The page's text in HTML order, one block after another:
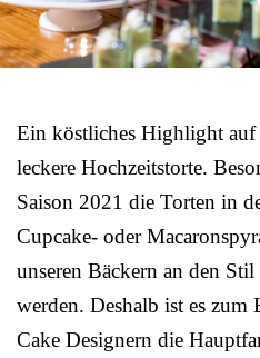
Ein köstliches Highlight
leckere Hochzeitstorte.
Saison 2021 die Torten in
Cupcake- oder
unseren Bäckern an den Stil
werden. Deshalb ist es
Cake Designern die